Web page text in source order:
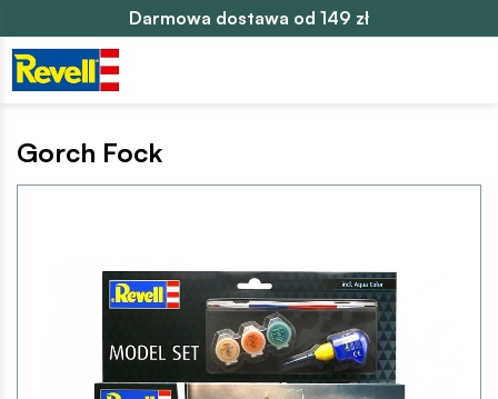
Darmowa dostawa od 149 zł
Gorch Fock